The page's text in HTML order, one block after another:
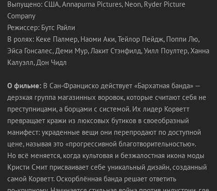
Выпущено: США, Annapurna Pictures, Neon, Ryder Picture
Company
Режиссер: Бутс Райли
В ролях: Кеке Палмер, Наоми Аки, Тейлор Пейдж, Поппи Лю,
Эйса Гонсалес, Деми Мур, Лакит Стэнфилд, Уилл Поултер, Ханна
Калуэлл, Дон Чидл
О фильме: В Сан‑Франциско действует «Бархатная банда» —
дерзкая группа магазинных воровок, которые считают себя не
преступницами, а борцами с системой. Их лидер Корветт
превращает кражи из люксовых бутиков в своеобразный
манифест: украденные вещи они перепродают по доступной
цене, называя это «прогрессивной благотворительностью».
Но всё меняется, когда культовая и безжалостная икона моды
Кристи Смит присваивает себе уникальный дизайн, созданный
самой Корветт. Оскорблённая банда решает ответить